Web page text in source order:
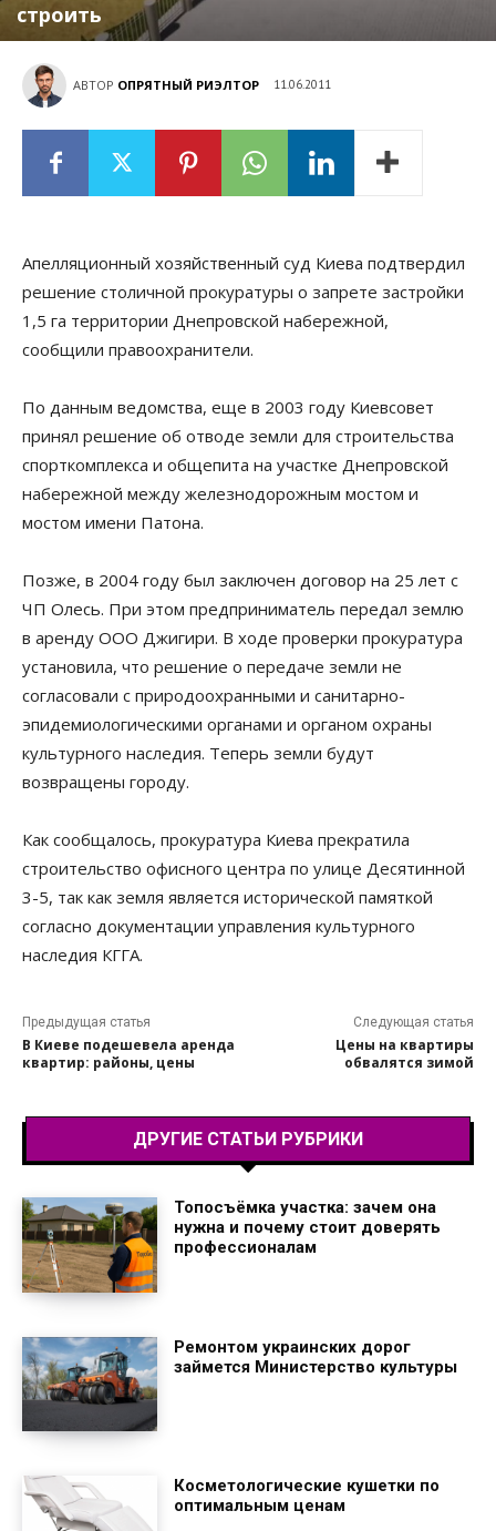
строить
АВТОР ОПРЯТНЫЙ РИЭЛТОР 11.06.2011
Апелляционный хозяйственный суд Киева подтвердил
решение столичной прокуратуры о запрете застройки
1,5 га территории Днепровской набережной,
сообщили правоохранители.
По данным ведомства, еще в 2003 году Киевсовет
принял решение об отводе земли для строительства
спорткомплекса и общепита на участке Днепровской
набережной между железнодорожным мостом и
мостом имени Патона.
Позже, в 2004 году был заключен договор на 25 лет с
ЧП Олесь. При этом предприниматель передал землю
в аренду ООО Джигири. В ходе проверки прокуратура
установила, что решение о передаче земли не
согласовали с природоохранными и санитарно-
эпидемиологическими органами и органом охраны
культурного наследия. Теперь земли будут
возвращены городу.
Как сообщалось, прокуратура Киева прекратила
строительство офисного центра по улице Десятинной
3-5, так как земля является исторической памяткой
согласно документации управления культурного
наследия КГГА.
Предыдущая статья
В Киеве подешевела аренда
квартир: районы, цены
Следующая статья
Цены на квартиры
обвалятся зимой
ДРУГИЕ СТАТЬИ РУБРИКИ
Топосъёмка участка: зачем она
нужна и почему стоит доверять
профессионалам
Ремонтом украинских дорог
займется Министерство культуры
Косметологические кушетки по
оптимальным ценам